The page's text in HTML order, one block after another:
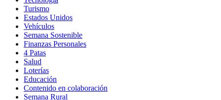
Turismo
Estados Unidos
Vehículos
Semana Sostenible
Finanzas Personales
4 Patas
Salud
Loterías
Educación
Contenido en colaboración
Semana Rural